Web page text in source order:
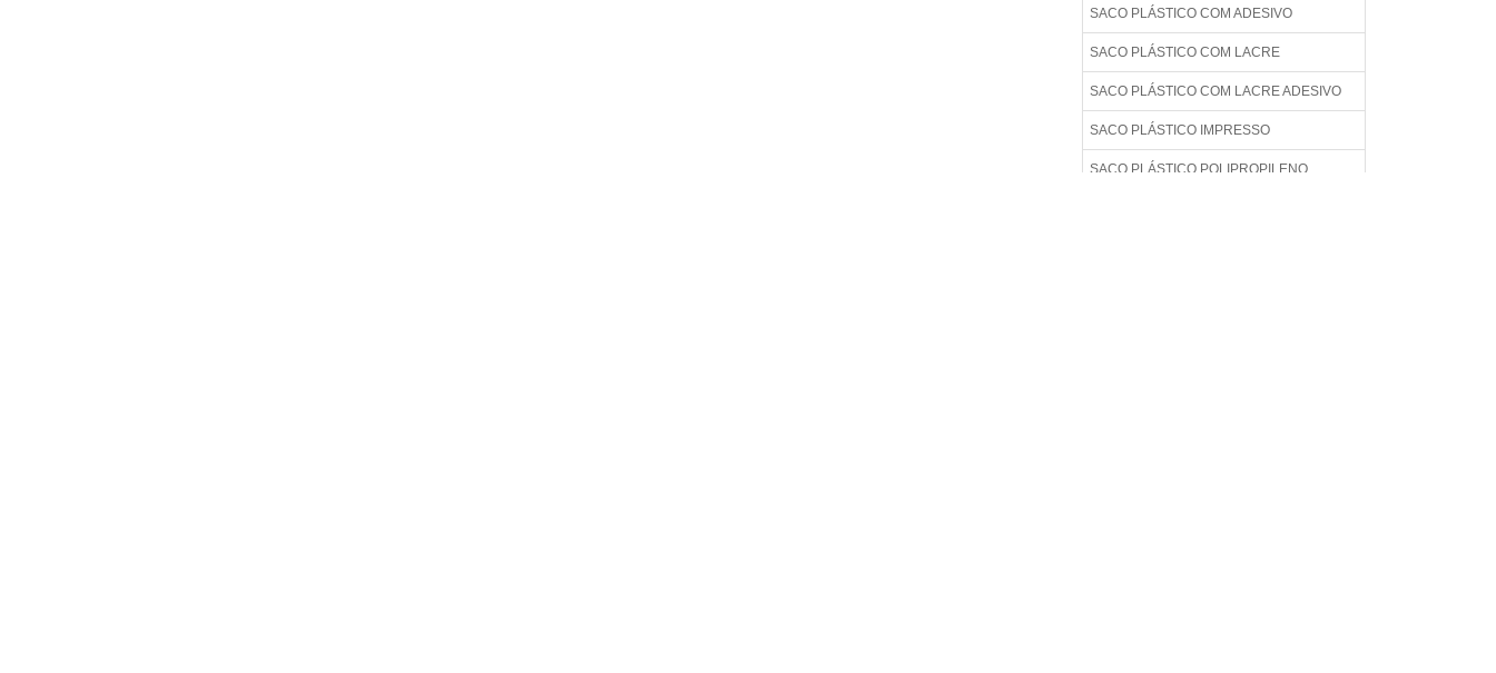
SACO PLÁSTICO COM ADESIVO
SACO PLÁSTICO COM LACRE
SACO PLÁSTICO COM LACRE ADESIVO
SACO PLÁSTICO IMPRESSO
SACO PLÁSTICO POLIPROPILENO